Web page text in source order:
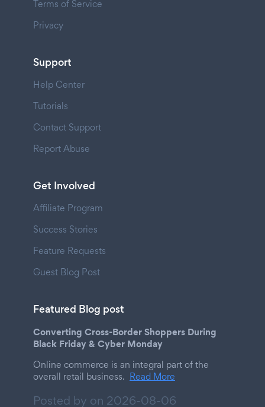
Terms of Service
Privacy
Support
Help Center
Tutorials
Contact Support
Report Abuse
Get Involved
Affiliate Program
Success Stories
Feature Requests
Guest Blog Post
Featured Blog post
Converting Cross-Border Shoppers During
Black Friday & Cyber Monday
Online commerce is an integral part of the
overall retail business. Read More
Posted by on 2026-08-06